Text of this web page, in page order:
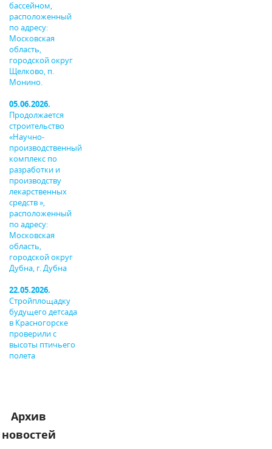
бассейном,
расположенный
по адресу:
Московская
область,
городской округ
Щелково, п.
Монино.
05.06.2026.
Продолжается
строительство
«Научно-
производственный
комплекс по
разработки и
производству
лекарственных
средств »,
расположенный
по адресу:
Московская
область,
городской округ
Дубна, г. Дубна
22.05.2026.
Стройплощадку
будущего детсада
в Красногорске
проверили с
высоты птичьего
полета
Архив
новостей